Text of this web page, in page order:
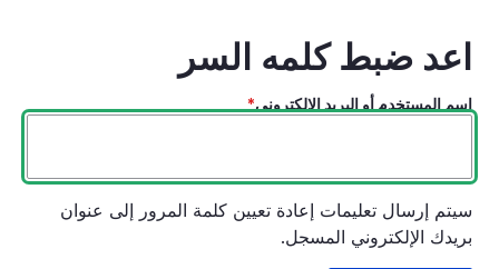
اعد ضبط كلمه السر
اسم المستخدم أو البريد الالكتروني
سيتم إرسال تعليمات إعادة تعيين كلمة المرور إلى عنوان
بريدك الإلكتروني المسجل.